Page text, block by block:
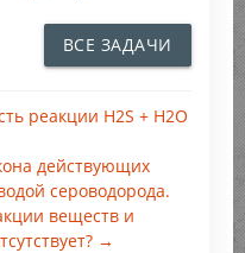
ВСЕ ЗАДАЧИ
реакции H2S + Н2O
действующих
сероводорода.
веществ и
→